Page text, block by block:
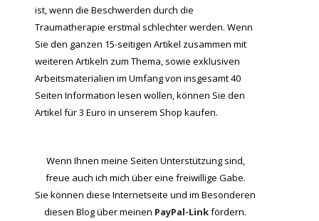
ist, wenn die Beschwerden durch die
Traumatherapie erstmal schlechter werden. Wenn
Sie den ganzen 15-seitigen Artikel zusammen mit
weiteren Artikeln zum Thema, sowie exklusiven
Arbeitsmaterialien im Umfang von insgesamt 40
Seiten Information lesen wollen, können Sie den
Artikel für 3 Euro in unserem Shop kaufen.
Wenn Ihnen meine Seiten Unterstützung sind,
freue auch ich mich über eine freiwillige Gabe.
Sie können diese Internetseite und im Besonderen
diesen Blog über meinen PayPal-Linkfördern.